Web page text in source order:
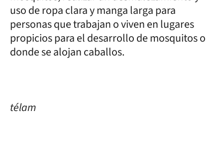
uso de ropa clara y manga larga para
personas que trabajan o viven en lugares
propicios para el desarrollo de mosquitos o
donde se alojan caballos.
télam